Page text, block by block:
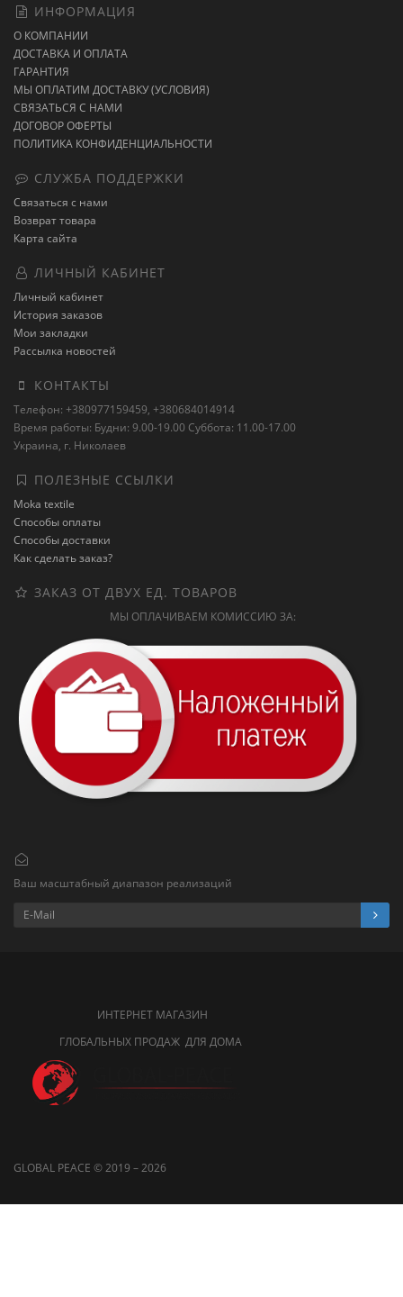
ИНФОРМАЦИЯ
О КОМПАНИИ
ДОСТАВКА И ОПЛАТА
ГАРАНТИЯ
МЫ ОПЛАТИМ ДОСТАВКУ (УСЛОВИЯ)
СВЯЗАТЬСЯ С НАМИ
ДОГОВОР ОФЕРТЫ
ПОЛИТИКА КОНФИДЕНЦИАЛЬНОСТИ
СЛУЖБА ПОДДЕРЖКИ
Связаться с нами
Возврат товара
Карта сайта
ЛИЧНЫЙ КАБИНЕТ
Личный кабинет
История заказов
Мои закладки
Рассылка новостей
КОНТАКТЫ
Телефон: +380977159459, +380684014914
Время работы: Будни: 9.00-19.00 Суббота: 11.00-17.00
Украина, г. Николаев
ПОЛЕЗНЫЕ ССЫЛКИ
Moka textile
Способы оплаты
Способы доставки
Как сделать заказ?
ЗАКАЗ ОТ ДВУХ ЕД. ТОВАРОВ
МЫ ОПЛАЧИВАЕМ КОМИССИЮ ЗА:
Ваш масштабный диапазон реализаций
ИНТЕРНЕТ МАГАЗИН
ГЛОБАЛЬНЫХ ПРОДАЖ ДЛЯ ДОМА
GLOBAL PEACE © 2019 – 2026